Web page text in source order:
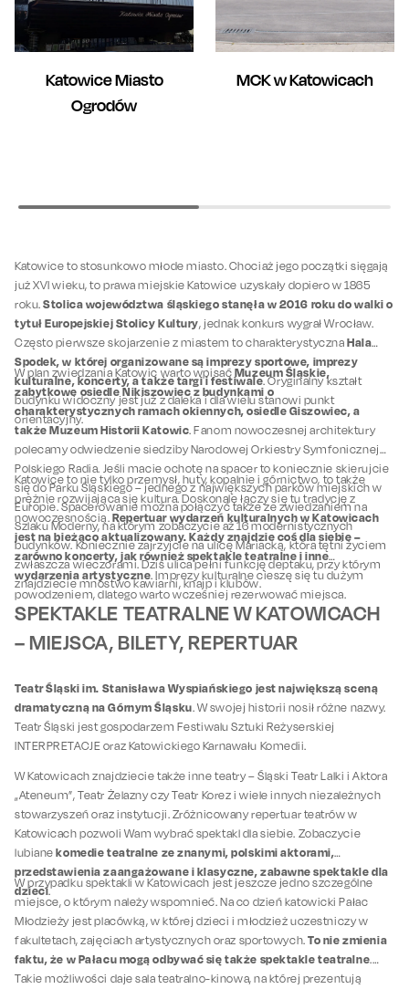
Katowice Miasto
Ogrodów
MCK w Katowicach
Katowice to stosunkowo młode miasto. Chociaż jego początki sięgają
już XVI wieku, to prawa miejskie Katowice uzyskały dopiero w 1865
roku.Stolica województwa śląskiego stanęła w 2016 roku do walki o
tytuł Europejskiej Stolicy Kultury, jednak konkurs wygrał Wrocław.
Często pierwsze skojarzenie z miastem to charakterystycznaHala
Spodek, w której organizowane są imprezy sportowe, imprezy
kulturalne, koncerty, a także targi i festiwale. Oryginalny kształt
budynku widoczny jest już z daleka i dla wielu stanowi punkt
orientacyjny.
W plan zwiedzania Katowic warto wpisać Muzeum Śląskie,
zabytkowe osiedle Nikiszowiec z budynkami o
charakterystycznych ramach okiennych, osiedle Giszowiec, a
także Muzeum Historii Katowic. Fanom nowoczesnej architektury
polecamy odwiedzenie siedziby Narodowej Orkiestry Symfonicznej
Polskiego Radia. Jeśli macie ochotę na spacer to koniecznie skierujcie
się do Parku Śląskiego – jednego z największych parków miejskich w
Europie. Spacerowanie można połączyć także ze zwiedzaniem na
Szlaku Moderny, na którym zobaczycie aż 16 modernistycznych
budynków. Koniecznie zajrzyjcie na ulicę Mariacką, która tętni życiem
zwłaszcza wieczorami. Dziś ulica pełni funkcję deptaku, przy którym
znajdziecie mnóstwo kawiarni, knajp i klubów.
Katowice to nie tylko przemysł, huty, kopalnie i górnictwo, to także
prężnie rozwijająca się kultura. Doskonale łączy się tu tradycję z
nowoczesnością. Repertuar wydarzeń kulturalnych w Katowicach
jest na bieżąco aktualizowany. Każdy znajdzie coś dla siebie –
zarówno koncerty, jak również spektakle teatralne i inne
wydarzenia artystyczne. Imprezy kulturalne cieszę się tu dużym
powodzeniem, dlatego warto wcześniej rezerwować miejsca.
SPEKTAKLE TEATRALNE W KATOWICACH
– MIEJSCA, BILETY, REPERTUAR
Teatr Śląski im. Stanisława Wyspiańskiego jest największą sceną
dramatyczną na Górnym Śląsku. W swojej historii nosił różne nazwy.
Teatr Śląski jest gospodarzem Festiwalu Sztuki Reżyserskiej
INTERPRETACJE oraz Katowickiego Karnawału Komedii.
W Katowicach znajdziecie także inne teatry – Śląski Teatr Lalki i Aktora
„Ateneum”, Teatr Żelazny czy Teatr Korez i wiele innych niezależnych
stowarzyszeń oraz instytucji. Zróżnicowany repertuar teatrów w
Katowicach pozwoli Wam wybrać spektakl dla siebie. Zobaczycie
lubianekomedie teatralne ze znanymi, polskimi aktorami,
przedstawienia zaangażowane i klasyczne, zabawne spektakle dla
dzieci.
W przypadku spektakli w Katowicach jest jeszcze jedno szczególne
miejsce, o którym należy wspomnieć. Na co dzień katowicki Pałac
Młodzieży jest placówką, w której dzieci i młodzież uczestniczy w
fakultetach, zajęciach artystycznych oraz sportowych.To nie zmienia
faktu, że w Pałacu mogą odbywać się także spektakle teatralne.
Takie możliwości daje sala teatralno-kinowa, na której prezentują